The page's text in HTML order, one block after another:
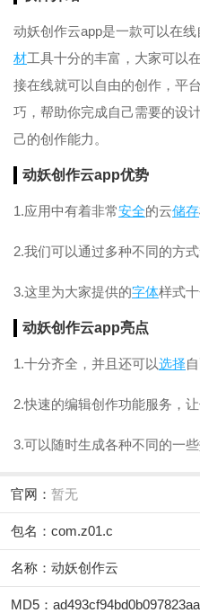
动妖创作云app是一款可以在
材工具十分的丰富，大家可以
接在线就可以自由的创作，平
巧，帮助你完成自己需要的设
己的创作能力。
动妖创作云app优势
1.应用中有着非常安全的云储存
2.我们可以通过多种不同的方
3.这里为大家提供的字体样式
动妖创作云app亮点
1.十分齐全，并且还可以选择
2.快速的编辑创作功能服务，
3.可以随时生成各种不同的一
官网： 暂无
包名：com.z01.c
名称：动妖创作云
MD5：